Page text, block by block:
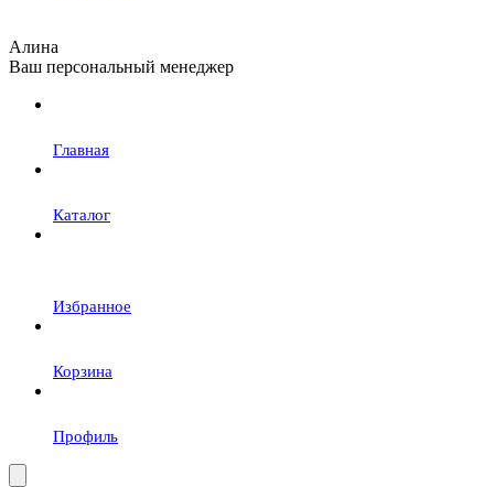
Алина
Ваш персональный менеджер
Главная
Каталог
Избранное
Корзина
Профиль